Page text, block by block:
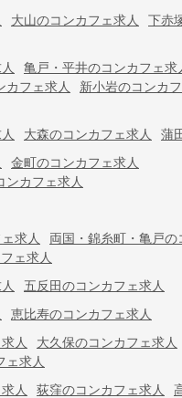
大山のコンカフェ求人
下赤
亀戸・平井のコンカフェ求
カフェ求人
新小岩のコンカ
大森のコンカフェ求人
蒲
金町のコンカフェ求人
ンカフェ求人
求人
両国・錦糸町・亀戸の
ェ求人
五反田のコンカフェ求人
恵比寿のコンカフェ求人
人 大久保のコンカフェ求人
ェ求人
人 荻窪のコンカフェ求人